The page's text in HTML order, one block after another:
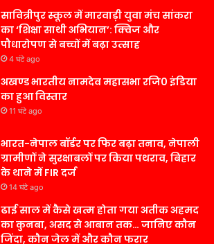
सावित्रीपुर स्कूल में मारवाड़ी युवा मंच सांकरा
का ‘शिक्षा साथी अभियान’: क्विज और
पौधारोपण से बच्चों में बढ़ा उत्साह
4 घंटे ago
अखण्ड भारतीय नामदेव महासभा रजि0 इंडिया
का हुआ विस्तार
11 घंटे ago
भारत-नेपाल बॉर्डर पर फिर बढ़ा तनाव, नेपाली
ग्रामीणों ने सुरक्षाबलों पर किया पथराव, बिहार
के थाने में FIR दर्ज
14 घंटे ago
ढाई साल में कैसे खत्म होता गया अतीक अहमद
का कुनबा, असद से आबान तक… जानिए कौन
जिंदा, कौन जेल में और कौन फरार